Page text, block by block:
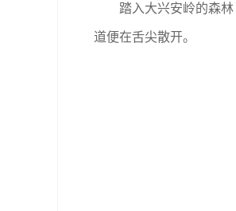
踏入大兴安岭的森
道便在舌尖散开。